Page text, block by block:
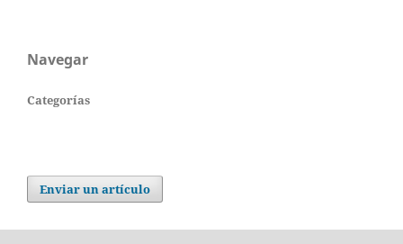
Navegar
Categorías
Enviar un artículo